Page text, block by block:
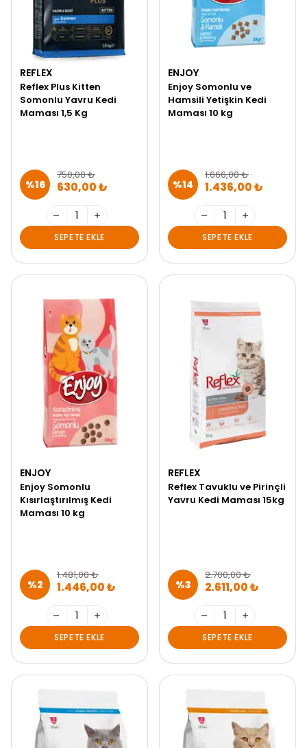
REFLEX
Reflex Plus Kitten
Somonlu Yavru Kedi
Maması 1,5 Kg
%16
750,00 ₺
630,00 ₺
SEPETE EKLE
ENJOY
Enjoy Somonlu ve
Hamsili Yetişkin Kedi
Maması 10 kg
%14
1.666,00 ₺
1.436,00 ₺
SEPETE EKLE
ENJOY
Enjoy Somonlu
Kısırlaştırılmış Kedi
Maması 10 kg
%2
1.481,00 ₺
1.446,00 ₺
SEPETE EKLE
REFLEX
Reflex Tavuklu ve Pirinçli
Yavru Kedi Maması 15kg
%3
2.700,00 ₺
2.611,00 ₺
SEPETE EKLE